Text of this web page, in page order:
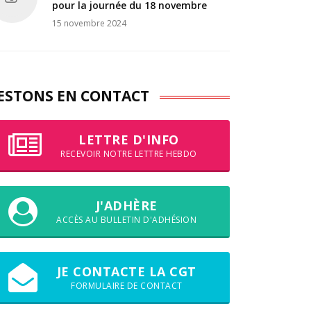
pour la journée du 18 novembre
15 novembre 2024
EN CONTACT
LETTRE D'INFO
RECEVOIR NOTRE LETTRE HEBDO
J'ADHÈRE
ACCÈS AU BULLETIN D'ADHÉSION
JE CONTACTE LA CGT
FORMULAIRE DE CONTACT